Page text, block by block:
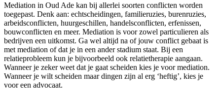
Mediation in Oud Ade kan bij allerlei soorten conflicten worden
toegepast. Denk aan: echtscheidingen, familieruzies, burenruzies,
arbeidsconflicten, huurgeschillen, handelsconflicten, erfenissen,
bouwconflicten en meer. Mediation is voor zowel particulieren als
bedrijven een uitkomst. Ga wel altijd na of jouw conflict gebaat is
met mediation of dat je in een ander stadium staat. Bij een
relatieprobleem kun je bijvoorbeeld ook relatietherapie aangaan.
Wanneer je zeker weet dat je gaat scheiden kies je voor mediation.
Wanneer je wilt scheiden maar dingen zijn al erg ‘heftig’, kies je
voor een advocaat.